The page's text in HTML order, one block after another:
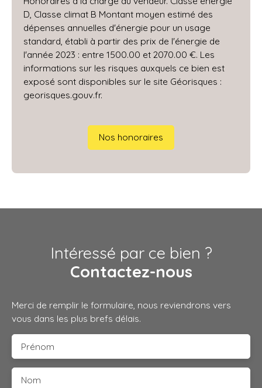
D, Classe climat B Montant moyen estimé des
dépenses annuelles d'énergie pour un usage
standard, établi à partir des prix de l'énergie de
l'année 2023 : entre 1500.00 et 2070.00 €. Les
informations sur les risques auxquels ce bien est
exposé sont disponibles sur le site Géorisques :
georisques.gouv.fr.
Nos honoraires
Intéressé par ce bien ?
Contactez-nous
Merci de remplir le formulaire, nous reviendrons vers
vous dans les plus brefs délais.
Prénom
Nom